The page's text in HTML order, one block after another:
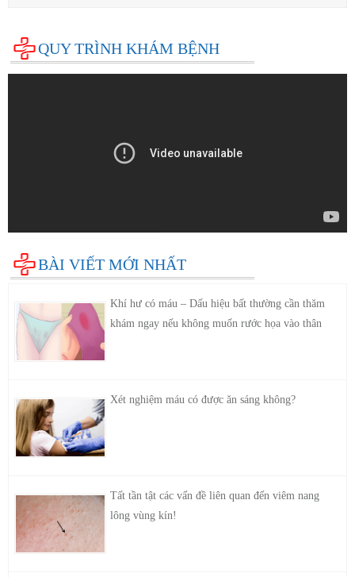
QUY TRÌNH KHÁM BỆNH
BÀI VIẾT MỚI NHẤT
Khí hư có máu – Dấu hiệu bất thường cần thăm
khám ngay nếu không muốn rước họa vào thân
Xét nghiệm máu có được ăn sáng không?
Tất tần tật các vấn đề liên quan đến viêm nang
lông vùng kín!